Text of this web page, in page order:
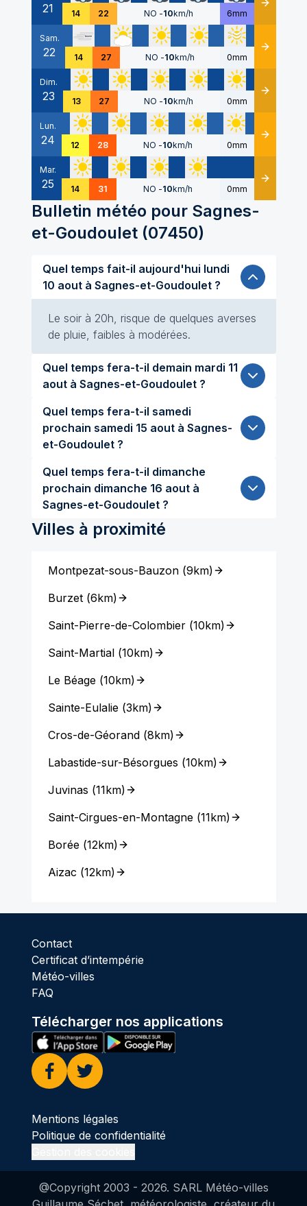
21 14 22 NO -10km/h 6mm Détails
Sam.
22 14 27 NO -10km/h 0mm Détails
Dim.
23 13 27 NO -10km/h 0mm Détails
Lun.
24 12 28 NO -10km/h 0mm Détails
Mar.
25 14 31 NO -10km/h 0mm Détails
Bulletin météo pour Sagnes-
et-Goudoulet(07450)
Quel temps fait-il aujourd'hui lundi
10 aout à Sagnes-et-Goudoulet ?
Le soir à 20h, risque de quelques averses
de pluie, faibles à modérées.
Quel temps fera-t-il demain mardi 11
aout à Sagnes-et-Goudoulet ?
Quel temps fera-t-il samedi
prochain samedi 15 aout à Sagnes-
et-Goudoulet ?
Quel temps fera-t-il dimanche
prochain dimanche 16 aout à
Sagnes-et-Goudoulet ?
Villes à proximité
Montpezat-sous-Bauzon(9km)
Burzet(6km)
Saint-Pierre-de-Colombier(10km)
Saint-Martial(10km)
Le Béage(10km)
Sainte-Eulalie(3km)
Cros-de-Géorand(8km)
Labastide-sur-Bésorgues (10km)
Juvinas (11km)
Saint-Cirgues-en-Montagne(11km)
Borée(12km)
Aizac (12km)
Contact
Certificat d’intempérie
Météo-villes
FAQ
Télécharger nos applications
Facebook
Twitter
Mentions légales
Politique de confidentialité
@Copyright 2003 - 2026. SARL Météo-villes